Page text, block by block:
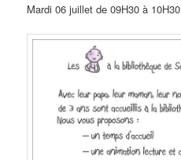
Mardi 06 juillet de 09H30 à 10H30